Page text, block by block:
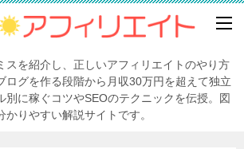
スを紹介し、正しいアフィリエイトのやり方
ログを作る段階から月収30万円を超えて独立
別に稼ぐコツやSEOのテクニックを伝授。図
りやすい解説サイトです。